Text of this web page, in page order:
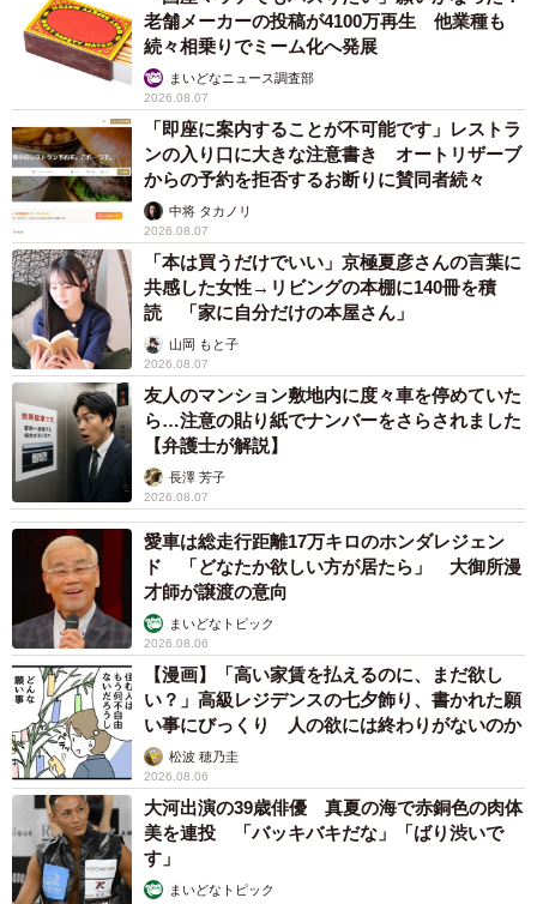
老舗メーカーの投稿が4100万再生 他業種も
続々相乗りでミーム化へ発展
まいどなニュース調査部
2026.08.07
「即座に案内することが不可能です」レストラ
ンの入り口に大きな注意書き オートリザーブ
からの予約を拒否するお断りに賛同者続々
中将 タカノリ
2026.08.07
「本は買うだけでいい」京極夏彦さんの言葉に
共感した女性→リビングの本棚に140冊を積
読 「家に自分だけの本屋さん」
山岡 もと子
2026.08.07
友人のマンション敷地内に度々車を停めていた
ら…注意の貼り紙でナンバーをさらされました
【弁護士が解説】
長澤 芳子
2026.08.07
愛車は総走行距離17万キロのホンダレジェン
ド 「どなたか欲しい方が居たら」 大御所漫
才師が譲渡の意向
まいどなトピック
2026.08.06
【漫画】「高い家賃を払えるのに、まだ欲し
い？」高級レジデンスの七夕飾り、書かれた願
い事にびっくり 人の欲には終わりがないのか
松波 穂乃圭
2026.08.06
大河出演の39歳俳優 真夏の海で赤銅色の肉体
美を連投 「バッキバキだな」「ばり渋いで
す」
まいどなトピック